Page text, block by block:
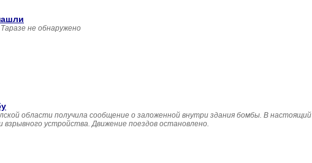
не обнаружено
области получила сообщение о заложенной внутри здания бомбы. В настоящий
устройства. Движение поездов остановлено.